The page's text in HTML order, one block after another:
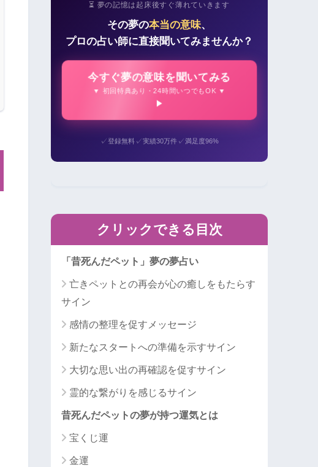
⏳ 夢の記憶は起床後すぐ薄れていきます
その夢の本当の意味、
プロの占い師に直接聞いてみませんか？
今すぐ夢の意味を聞いてみる
▼ 初回特典あり・24時間いつでもOK ▼
✓登録無料 ✓実績30万件 ✓満足度96%
クリックできる目次
「昔死んだペット」夢の夢占い
亡きペットとの再会が心の癒しをもたらす
サイン
感情の整理を促すメッセージ
新たなスタートへの準備を示すサイン
大切な思い出の再確認を促すサイン
霊的な繋がりを感じるサイン
昔死んだペットの夢が持つ運気とは
宝くじ運
金運